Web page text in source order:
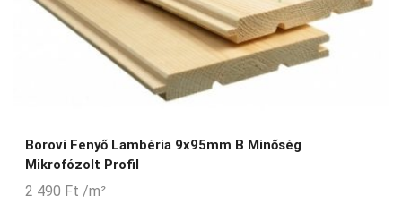
Borovi Fenyő Lambéria 9x95mm B Minőség
Mikrofózolt Profil
2 490 Ft /m²